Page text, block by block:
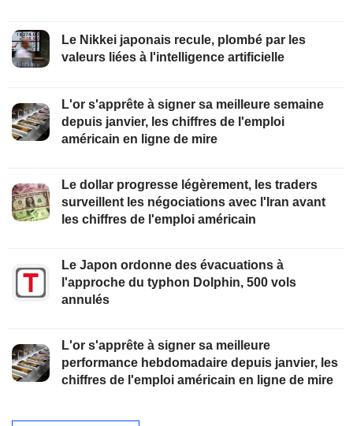
Le Nikkei japonais recule, plombé par les
valeurs liées à l'intelligence artificielle
L'or s'apprête à signer sa meilleure semaine
depuis janvier, les chiffres de l'emploi
américain en ligne de mire
Le dollar progresse légèrement, les traders
surveillent les négociations avec l'Iran avant
les chiffres de l'emploi américain
Le Japon ordonne des évacuations à
l'approche du typhon Dolphin, 500 vols
annulés
L'or s'apprête à signer sa meilleure
performance hebdomadaire depuis janvier, les
chiffres de l'emploi américain en ligne de mire